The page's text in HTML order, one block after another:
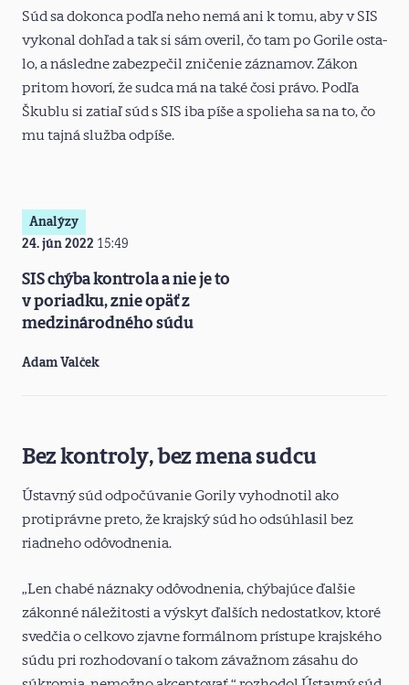
Súd sa dokonca podľa neho nemá ani k tomu, aby v SIS
vykonal dohľad a tak si sám overil, čo tam po Gorile osta­
lo, a následne zabezpečil zničenie záznamov. Zákon
pritom hovorí, že sudca má na také čosi právo. Podľa
Škublu si zatiaľ súd s SIS iba píše a spolieha sa na to, čo
mu tajná služba odpíše.
Analýzy
24. jún 2022 15:49
SIS chýba kontrola a nie je to
v poriadku, znie opäť z
medzinárodného súdu
Adam Valček
Bez kontroly, bez mena sudcu
Ústavný súd odpočúvanie Gorily vyhodnotil ako
protiprávne preto, že krajský súd ho odsúhlasil bez
riadneho odôvodnenia.
„Len chabé náznaky odôvodnenia, chýbajúce ďalšie
zákonné náležitosti a výskyt ďalších nedostatkov, ktoré
svedčia o celkovo zjavne formálnom prístupe krajského
súdu pri rozhodovaní o takom závažnom zásahu do